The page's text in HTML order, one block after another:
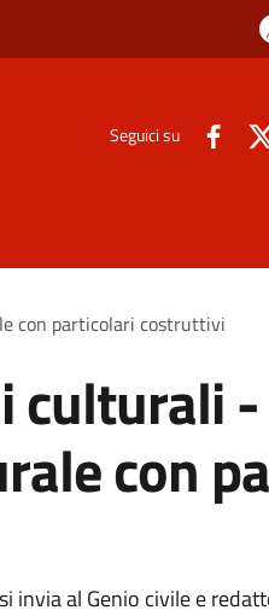
Seguici su
con particolari costruttivi
culturali
con
al Genio civile e